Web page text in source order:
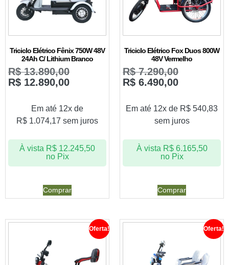
Triciclo Elétrico Fênix 750W 48V
24Ah C/ Lithium Branco
R$13.890,00
R$ 12.890,00
Em até 12x de
R$ 1.074,17 sem juros
À vista R$ 12.245,50
no Pix
Comprar
Triciclo Elétrico Fox Duos 800W
48V Vermelho
R$7.290,00
R$ 6.490,00
Em até 12x de R$ 540,83
sem juros
À vista R$6.165,50
no Pix
Comprar
Oferta! Oferta!